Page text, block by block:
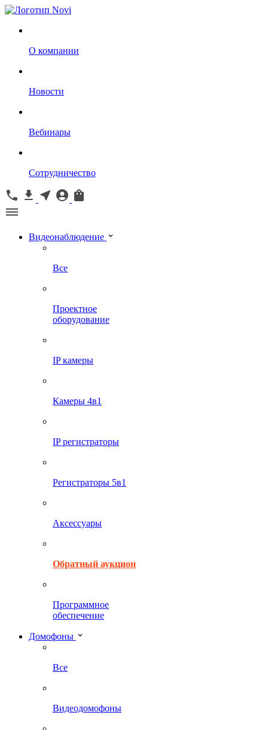
О компании
Новости
Вебинары
Сотрудничество
Видеонаблюдение
Все
Проектное
оборудование
IP камеры
Камеры 4в1
IP регистраторы
Регистраторы 5в1
Аксессуары
Обратный аукцион
Программное
обеспечение
Домофоны
Все
Видеодомофоны